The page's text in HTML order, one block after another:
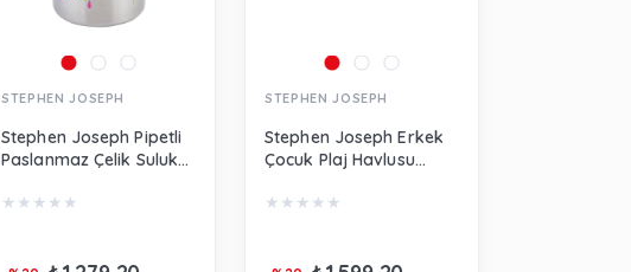
STEPHEN JOSEPH
Stephen Joseph Pipetli
Paslanmaz Çelik Suluk
★ ★ ★ ★ ★
STEPHEN JOSEPH
Stephen Joseph Erkek
Çocuk Plaj Havlusu
★ ★ ★ ★ ★